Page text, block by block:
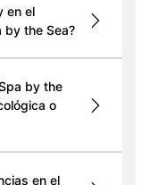
en el
by the Sea?
by the
o
en el